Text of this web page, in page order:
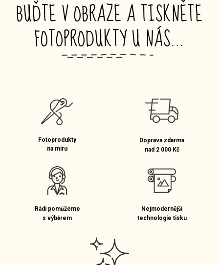
BUĎTE V OBRAZE A TISKNĚTE
FOTOPRODUKTY U NÁS…
_
Fotoprodukty
na míru
Doprava zdarma
nad 2 000 Kč
Rádi pomůžeme
s výběrem
Nejmodernější
technologie tisku